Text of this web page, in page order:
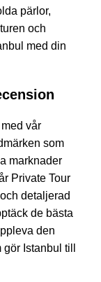
pärlor,
och
med din
vår
som
marknader
Private Tour
detaljerad
de bästa
den
Istanbul till